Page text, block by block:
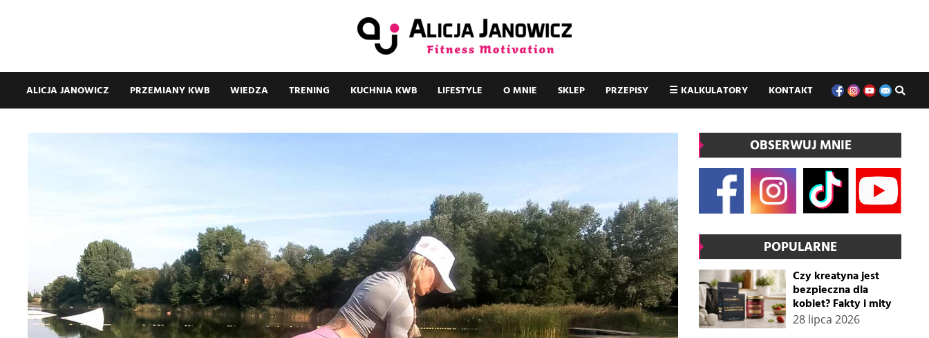
ALICJA JANOWICZ PRZEMIANY KWB WIEDZA TRENING KUCHNIA KWB LIFESTYLE O MNIE SKLEP PRZEPISY ☰ KALKULATORY KONTAKT
OBSERWUJ MNIE
POPULARNE
Czy kreatyna jest
bezpieczna dla
kobiet? Fakty i mity
28 lipca 2026